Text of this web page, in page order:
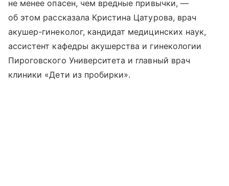
не менее опасен, чем вредные привычки, —
об этом рассказала Кристина Цатурова, врач
акушер-гинеколог, кандидат медицинских наук,
ассистент кафедры акушерства и гинекологии
Пироговского Университета и главный врач
клиники «Дети из пробирки».